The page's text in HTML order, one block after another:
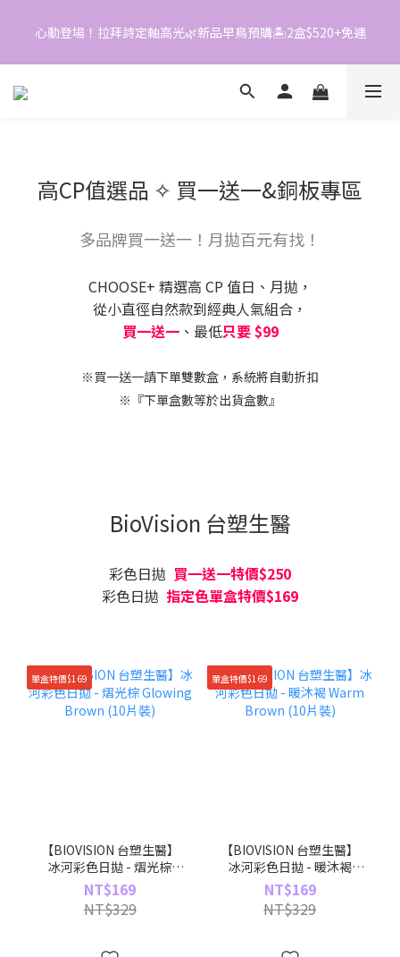
📱加入官方LINE｜領$50折價券
📱加入官方LINE｜領$50折價券
高CP值選品 ✧ 買一送一&銅板專區
多品牌買一送一！月拋百元有找！
CHOOSE+ 精選高 CP 值日、月拋，
從小直徑自然款到經典人氣組合，
買一送一、最低只要 $99
※買一送一請下單雙數盒，系統將自動折扣
※『下單盒數等於出貨盒數』
BioVision 台塑生醫
彩色日拋 買一送一特價$250
彩色日拋 指定色單盒特價$169
單盒特價$169
【BIOVISION 台塑生醫】
冰河彩色日拋 - 熠光棕
Glowing Brown (10片裝)
NT$169
NT$329
單盒特價$169
【BIOVISION 台塑生醫】
冰河彩色日拋 - 暖沐褐
Warm Brown (10片裝)
NT$169
NT$329